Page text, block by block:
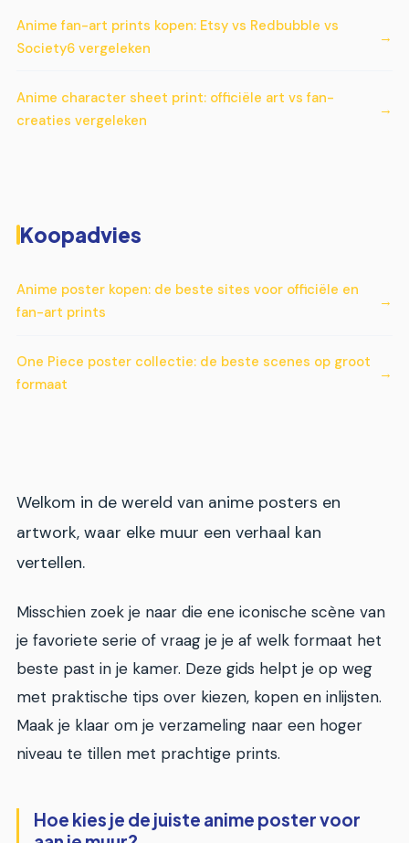
Anime fan-art prints kopen: Etsy vs Redbubble vs
Society6 vergeleken
Anime character sheet print: officiële art vs fan-
creaties vergeleken
Koopadvies
Anime poster kopen: de beste sites voor officiële en
fan-art prints
One Piece poster collectie: de beste scenes op groot
formaat
Welkom in de wereld van anime posters en
artwork, waar elke muur een verhaal kan
vertellen.
Misschien zoek je naar die ene iconische scène van
je favoriete serie of vraag je je af welk formaat het
beste past in je kamer. Deze gids helpt je op weg
met praktische tips over kiezen, kopen en inlijsten.
Maak je klaar om je verzameling naar een hoger
niveau te tillen met prachtige prints.
Hoe kies je de juiste anime poster voor